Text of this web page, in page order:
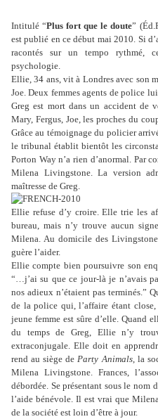
Intitulé “Plus fort que le doute”
est publié en ce début mai 2010. Si
racontés sur un tempo rythmé,
psychologie.
Ellie, 34 ans, vit à Londres avec son
Joe. Deux femmes agents de police
Greg est mort dans un accident de
Mary, Fergus, Joe, les proches du
Grâce au témoignage du policier
le tribunal établit bientôt les
Porton Way n’a rien d’anormal. Par
Milena Livingstone. La version
maîtresse de Greg.
Ellie refuse d’y croire. Elle trie les
bureau, mais n’y trouve aucun
Milena. Au domicile des
guère l’aider.
Ellie compte bien poursuivre son
“…j’ai su que ce jour-là je n’avais
nos adieux n’étaient pas terminés.”
de la police qui, l’affaire étant
jeune femme est sûre d’elle. Quand
du temps de Greg, Ellie n’y
extraconjugale. Elle doit en
rend au siège deParty Animals, la
Milena Livingstone. Frances,
débordée. Se présentant sous le
l’aide bénévole. Il est vrai que
de la société est loin d’être à jour.